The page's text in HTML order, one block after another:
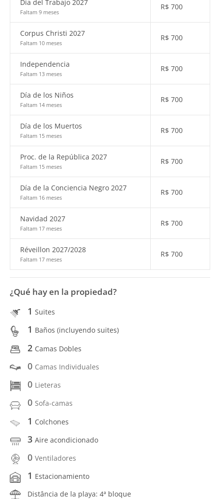
Día del Trabajo 2027
Faltam 9 meses
R$ 700
Corpus Christi 2027
Faltam 10 meses
R$ 700
Independencia
Faltam 13 meses
R$ 700
Día de los Niños
Faltam 14 meses
R$ 700
Día de los Muertos
Faltam 15 meses
R$ 700
Proc. de la República 2027
Faltam 15 meses
R$ 700
Día de la Conciencia Negro 2027
Faltam 16 meses
R$ 700
Navidad 2027
Faltam 17 meses
R$ 700
Réveillon 2027/2028
Faltam 17 meses
R$ 700
¿Qué hay en la propiedad?
1 Suites
1 Baños (incluyendo suites)
2 Camas Dobles
0 Camas Individuales
0 Lieteras
0 Sofa-camas
1 Colchones
3 Aire acondicionado
0 Ventiladores
1 Estacionamiento
Distância de la playa: 4ª bloque